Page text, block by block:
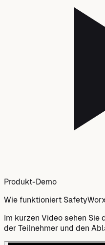
Produkt-Demo
Wie funktioniert
Im kurzen Video sehen Sie
der Teilnehmer und den